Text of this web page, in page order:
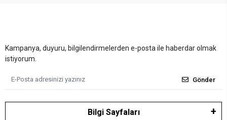
Kampanya, duyuru, bilgilendirmelerden e-posta ile haberdar olmak
istiyorum.
Gönder
Bilgi Sayfaları